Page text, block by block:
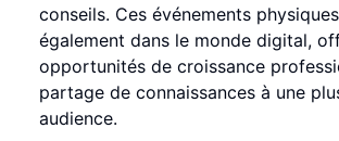
conseils. Ces événements
également dans le monde digital,
opportunités de croissance
partage de connaissances à une
audience.